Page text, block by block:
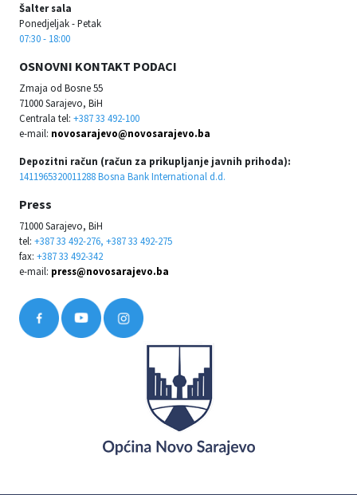
Šalter sala
Ponedjeljak - Petak
07:30 - 18:00
OSNOVNI KONTAKT PODACI
Zmaja od Bosne 55
71000 Sarajevo, BiH
Centrala tel: +387 33 492-100
e-mail: novosarajevo@novosarajevo.ba
Depozitni račun (račun za prikupljanje javnih prihoda):
1411965320011288 Bosna Bank International d.d.
Press
71000 Sarajevo, BiH
tel: +387 33 492-276, +387 33 492-275
fax: +387 33 492-342
e-mail: press@novosarajevo.ba